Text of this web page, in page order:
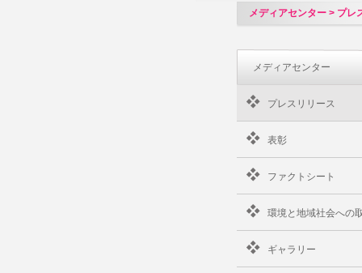
メディアセンター > プレ
メディアセンター
プレスリリース
表彰
ファクトシート
環境と地域社会への
ギャラリー